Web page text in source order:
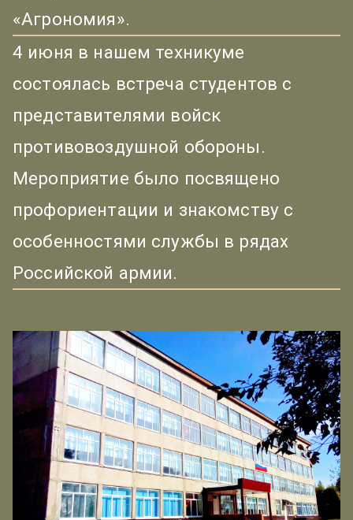
«Агрономия».
4 июня в нашем техникуме
состоялась встреча студентов с
представителями войск
противовоздушной обороны.
Мероприятие было посвящено
профориентации и знакомству с
особенностями службы в рядах
Российской армии.